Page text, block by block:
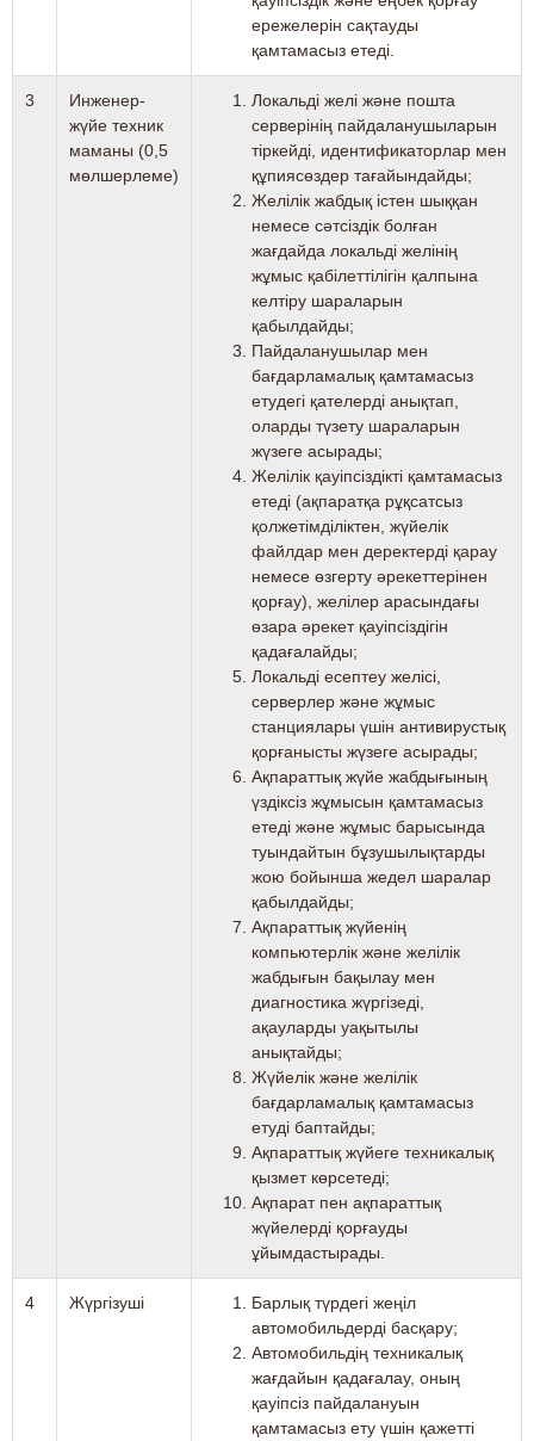
ережелерін сақтауды
қамтамасыз етеді.
3
Инженер-
жүйе техник
маманы (0,5
мөлшерлеме)
Локальді желі және пошта
серверінің пайдаланушыларын
тіркейді, идентификаторлар мен
құпиясөздер тағайындайды;
Желілік жабдық істен шыққан
немесе сәтсіздік болған
жағдайда локальді желінің
жұмыс қабілеттілігін қалпына
келтіру шараларын
қабылдайды;
Пайдаланушылар мен
бағдарламалық қамтамасыз
етудегі қателерді анықтап,
оларды түзету шараларын
жүзеге асырады;
Желілік қауіпсіздікті қамтамасыз
етеді (ақпаратқа рұқсатсыз
қолжетімділіктен, жүйелік
файлдар мен деректерді қарау
немесе өзгерту әрекеттерінен
қорғау), желілер арасындағы
өзара әрекет қауіпсіздігін
қадағалайды;
Локальді есептеу желісі,
серверлер және жұмыс
станциялары үшін антивирустық
қорғанысты жүзеге асырады;
Ақпараттық жүйе жабдығының
үздіксіз жұмысын қамтамасыз
етеді және жұмыс барысында
туындайтын бұзушылықтарды
жою бойынша жедел шаралар
қабылдайды;
Ақпараттық жүйенің
компьютерлік және желілік
жабдығын бақылау мен
диагностика жүргізеді,
ақауларды уақытылы
анықтайды;
Жүйелік және желілік
бағдарламалық қамтамасыз
етуді баптайды;
Ақпараттық жүйеге техникалық
қызмет көрсетеді;
Ақпарат пен ақпараттық
жүйелерді қорғауды
ұйымдастырады.
4 Жүргізуші
Барлық түрдегі жеңіл
автомобильдерді басқару;
Автомобильдің техникалық
жағдайын қадағалау, оның
қауіпсіз пайдалануын
қамтамасыз ету үшін қажетті